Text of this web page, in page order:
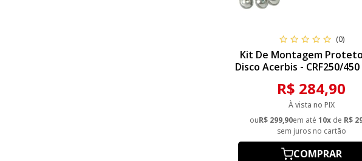
(0)
Kit De Montagem
Disco Acerbis - CRF250/450
R$ 284,90
À vista no PIX
ouR$ 299,90em até 10xde R$
sem juros no cartão
COMPRAR